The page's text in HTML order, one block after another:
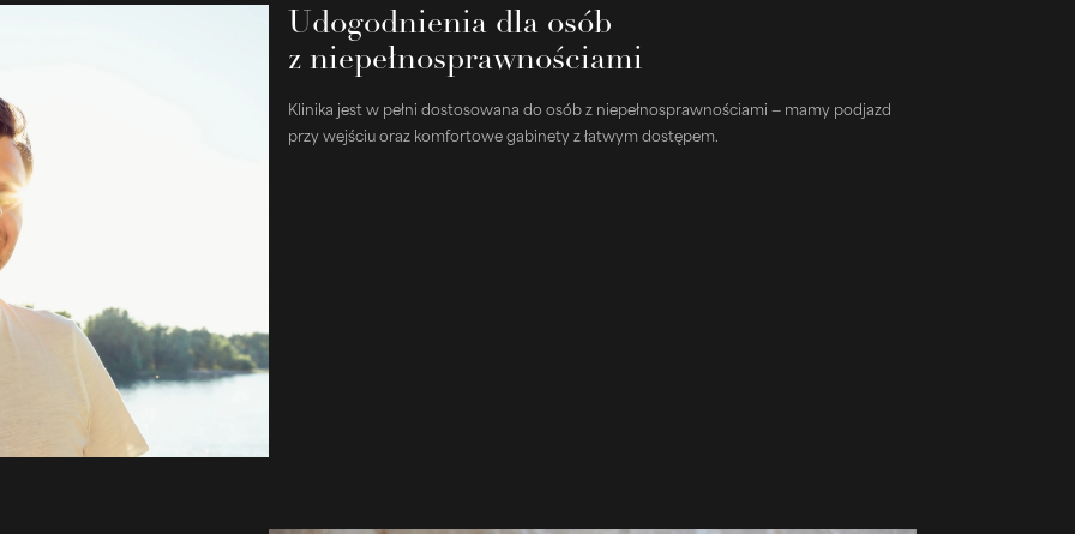
Udogodnienia dla osób
z niepełnosprawnościami
Klinika jest w pełni dostosowana do osób z niepełnosprawnościami — mamy podjazd
przy wejściu oraz komfortowe gabinety z łatwym dostępem.